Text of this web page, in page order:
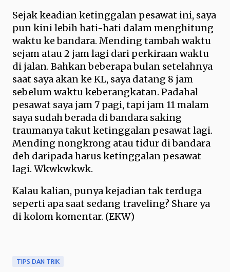
Sejak keadian ketinggalan pesawat ini, saya
pun kini lebih hati-hati dalam menghitung
waktu ke bandara. Mending tambah waktu
sejam atau 2 jam lagi dari perkiraan waktu
di jalan. Bahkan beberapa bulan setelahnya
saat saya akan ke KL, saya datang 8 jam
sebelum waktu keberangkatan. Padahal
pesawat saya jam 7 pagi, tapi jam 11 malam
saya sudah berada di bandara saking
traumanya takut ketinggalan pesawat lagi.
Mending nongkrong atau tidur di bandara
deh daripada harus ketinggalan pesawat
lagi. Wkwkwkwk.
Kalau kalian, punya kejadian tak terduga
seperti apa saat sedang traveling? Share ya
di kolom komentar. (EKW)
TIPS DAN TRIK